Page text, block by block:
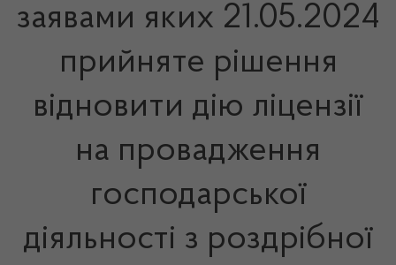
заявами яких 21.05.2024
прийняте рішення
відновити дію ліцензії
на провадження
господарської
діяльності з роздрібної